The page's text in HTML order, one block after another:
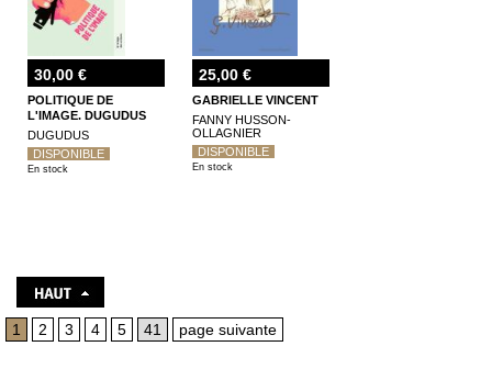
30,00 €
POLITIQUE DE
L'IMAGE. DUGUDUS
DUGUDUS
DISPONIBLE
En stock
25,00 €
GABRIELLE VINCENT
FANNY HUSSON-
OLLAGNIER
DISPONIBLE
En stock
1 2 3 4 5 41 page suivante